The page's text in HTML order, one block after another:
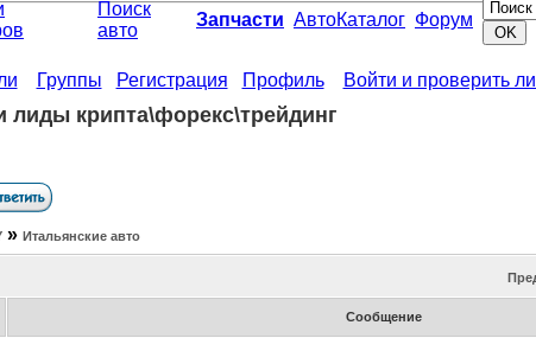
Поиск
авто
Запчасти АвтоКаталог Форум
Группы Регистрация Профиль Войти и проверить
лиды крипта\форекс\трейдинг
» Итальянские авто
Сообщение